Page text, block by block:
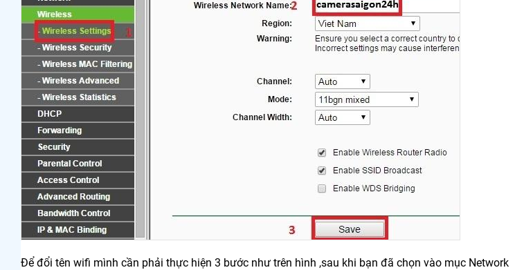
Để đổi tên wifi mình cần phải thực hiện 3 bước như trên hình ,sau khi bạn đã chọn vào mục Network